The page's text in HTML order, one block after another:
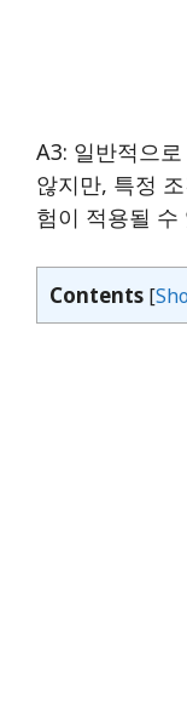
A3: 일반적으
않지만, 특정
험이 적용될 수
Contents [